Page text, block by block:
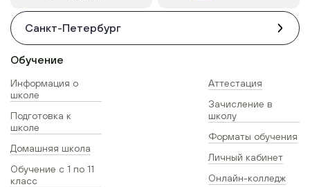
Санкт-Петербург
Обучение
Информация о
школе
Подготовка к
школе
Домашняя школа
Обучение с 1 по 11
класс
Аттестация
Зачисление в
школу
Форматы обучения
Личный кабинет
Онлайн-колледж